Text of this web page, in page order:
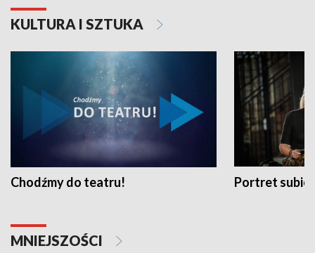
KULTURA I SZTUKA
Chodźmy do teatru! Portret
MNIEJSZOŚCI